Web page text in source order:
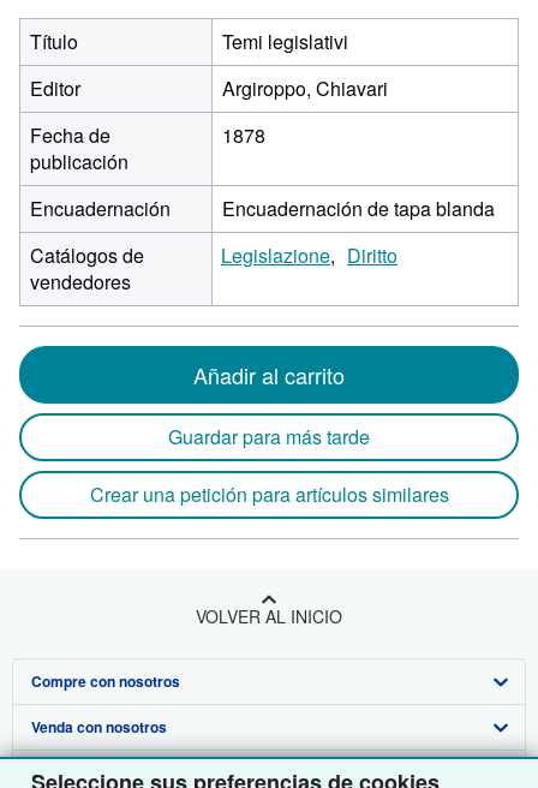
Título
Temi legislativi
Editor
Argiroppo, Chiavari
Fecha de
publicación
1878
Encuadernación
Encuadernación de tapa blanda
Catálogos de
vendedores
Legislazione Diritto
Añadir al carrito
Guardar para más tarde
Crear una petición para artículos similares
VOLVER AL INICIO
Compre con nosotros
Búsqueda avanzada
Colecciones
Venda con nosotros
Comenzar a vender
Sobre nosotros